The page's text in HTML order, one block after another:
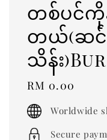
တစ်ပင်
တယ်(ဆင်
သိန်း
Regular
price
RM 0.00
Worldwide
Secure